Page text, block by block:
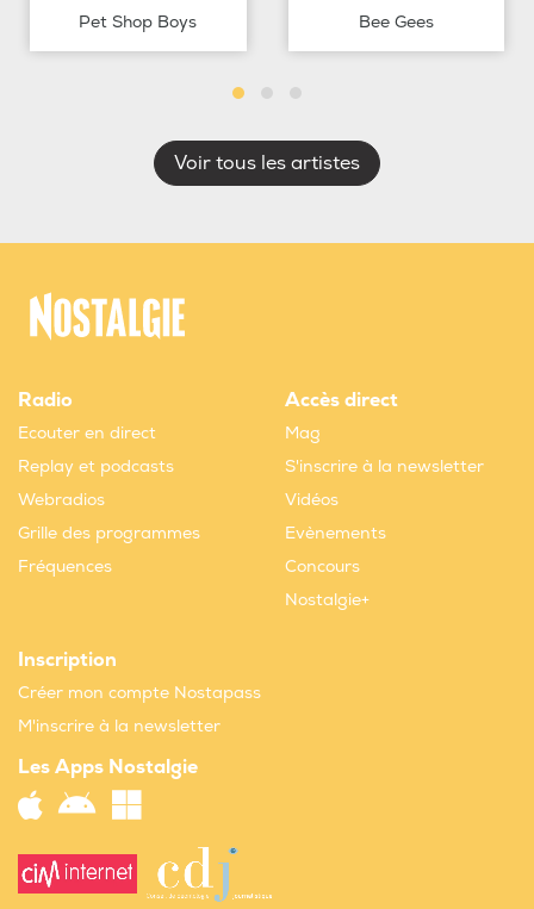
Pet Shop Boys Bee Gees
Voir tous les artistes
Radio
Ecouter en direct
Replay et podcasts
Webradios
Grille des programmes
Fréquences
Accès direct
Mag
S'inscrire à la newsletter
Vidéos
Evènements
Concours
Nostalgie+
Inscription
Créer mon compte Nostapass
M'inscrire à la newsletter
Les Apps Nostalgie